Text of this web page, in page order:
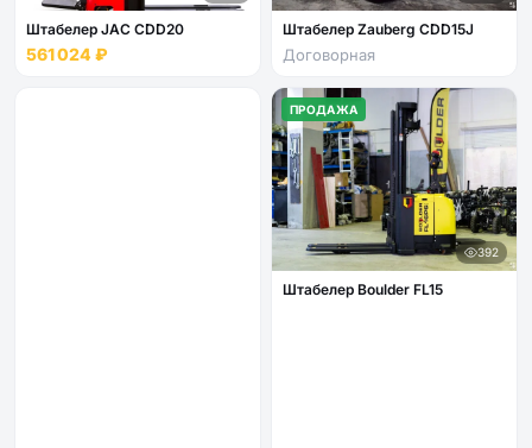
Штабелер JAC CDD20
561 024 ₽
Штабелер Zauberg CDD15J
Договорная
ПРОДАЖА
392
Штабелер Boulder FL15